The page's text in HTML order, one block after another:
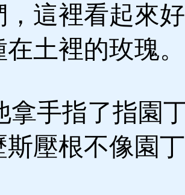
，這裡看起來
在土裡的玫瑰
手指了指園
斯壓根不像園